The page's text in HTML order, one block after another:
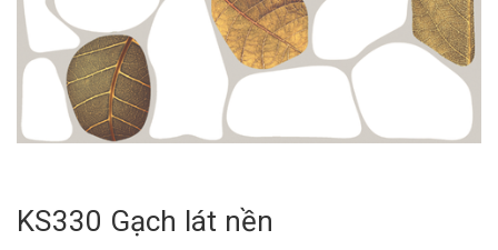
KS330 Gạch lát nền